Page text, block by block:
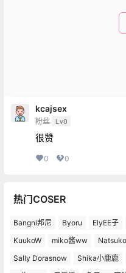
kcajsex
粉丝 Lv0
很赞
0 0
热门COSER
Bangni邦尼 Byoru ElyEE子
KuukoW
miko酱ww
Sally Dorasnow
Shika小鹿鹿